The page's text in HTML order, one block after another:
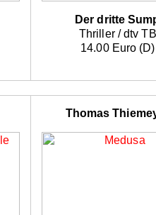
Der dritte
Thriller / dtv
14.00 Euro
Thomas